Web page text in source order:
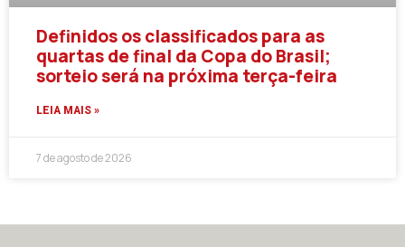
Definidos os classificados para as
quartas de final da Copa do Brasil;
sorteio será na próxima terça-feira
LEIA MAIS »
7 de agosto de 2026